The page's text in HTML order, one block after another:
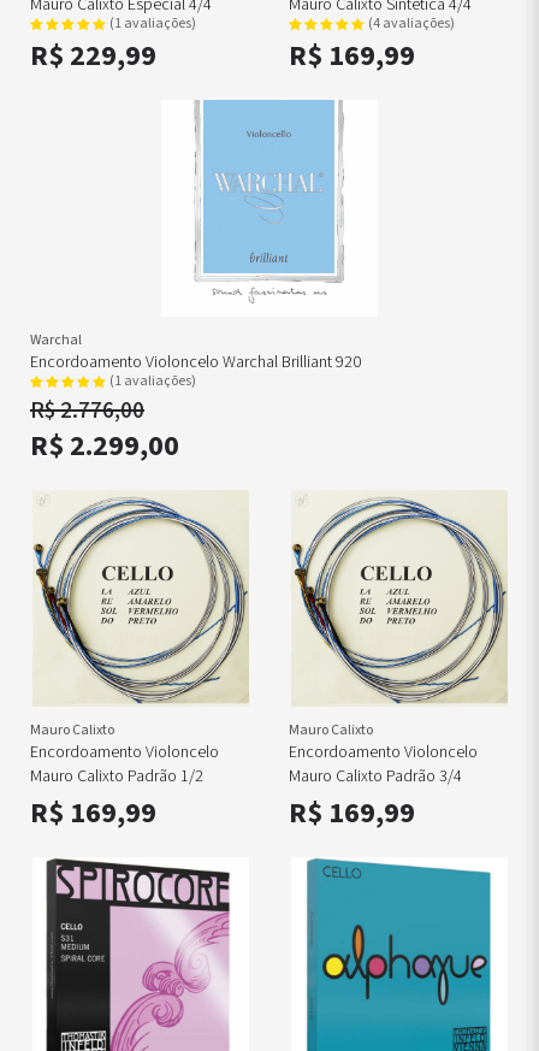
(1 avaliações)
R$ 229,99
(4 avaliações)
R$ 169,99
Warchal
Encordoamento Violoncelo Warchal Brilliant 920
(1 avaliações)
R$ 2.776,00
R$ 2.299,00
Mauro Calixto
Encordoamento Violoncelo
Mauro Calixto Padrão 1/2
R$ 169,99
Mauro Calixto
Encordoamento Violoncelo
Mauro Calixto Padrão 3/4
R$ 169,99